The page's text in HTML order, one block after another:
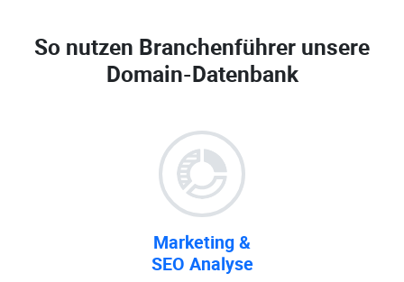
So nutzen Branchenführer unsere
Domain-Datenbank
Marketing &
SEO Analyse